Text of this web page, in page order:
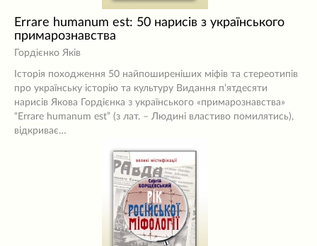
Errare humanum est: 50 нарисів з українського
примарознавства
Гордієнко Яків
Історія походження 50 найпоширеніших міфів та стереотипів
про українську історію та культуру Видання п’ятдесяти
нарисів Якова Гордієнка з українського «примарознавства»
“Errare humanum est” (з лат. – Людині властиво помилятись),
відкриває…